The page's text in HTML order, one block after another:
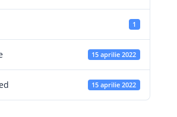
1
15 aprilie 2022
15 aprilie 2022